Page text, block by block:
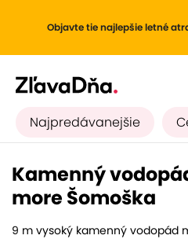
Objavte tie najlepšie letné
Najpredávanejšie
Kamenný
more Šomoška
9 m vysoký kamenný vodopád